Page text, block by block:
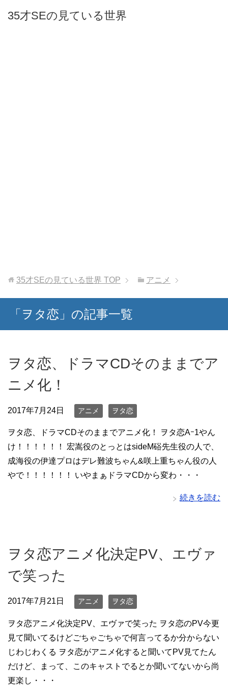
35才SEの見ている世界
35才SEの見ている世界 TOP アニメ
「ヲタ恋」の記事一覧
ヲタ恋、ドラマCDそのままでア
ニメ化！
2017年7月24日 アニメ ヲタ恋
ヲタ恋、ドラマCDそのままでアニメ化！ ヲタ恋Aｰ1やん
け！！！！！！ 宏嵩役のとっとはsideM硲先生役の人で、
成海役の伊達プロはデレ難波ちゃん&咲上重ちゃん役の人
やで！！！！！！ いやまぁドラマCDから変わ・・・
続きを読む
ヲタ恋アニメ化決定PV、エヴァ
で笑った
2017年7月21日 アニメ ヲタ恋
ヲタ恋アニメ化決定PV、エヴァで笑った ヲタ恋のPV今更
見て聞いてるけどごちゃごちゃで何言ってるか分からない
じわじわくる ヲタ恋がアニメ化すると聞いてPV見てたん
だけど、まって、このキャストでるとか聞いてないから尚
更楽し・・・